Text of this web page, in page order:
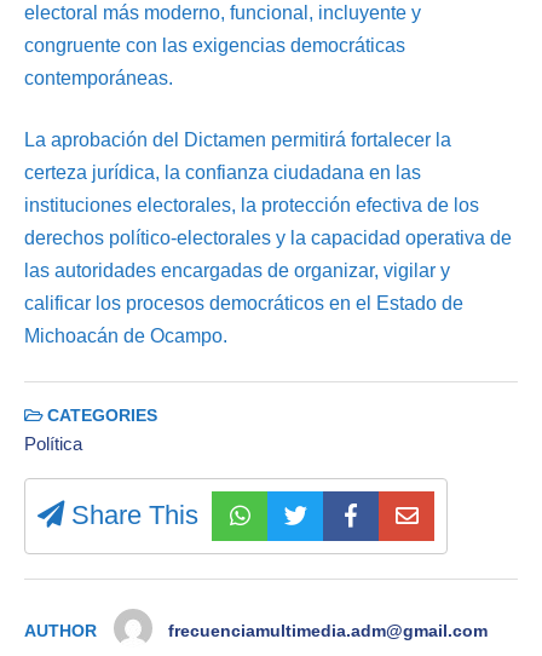
electoral más moderno, funcional, incluyente y
congruente con las exigencias democráticas
contemporáneas.
La aprobación del Dictamen permitirá fortalecer la
certeza jurídica, la confianza ciudadana en las
instituciones electorales, la protección efectiva de los
derechos político-electorales y la capacidad operativa de
las autoridades encargadas de organizar, vigilar y
calificar los procesos democráticos en el Estado de
Michoacán de Ocampo.
CATEGORIES
Política
Share This
AUTHOR frecuenciamultimedia.adm@gmail.com